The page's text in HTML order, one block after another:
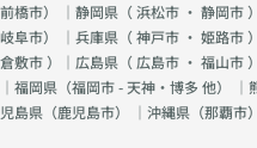
前橋市） ｜静岡県（浜松市 ・ 静岡市
岐阜市） ｜兵庫県（神戸市 ・ 姫路市
倉敷市）｜広島県（ 広島市 ・ 福山市
｜福岡県（福岡市 - 天神・博多 他） ｜
児島県（鹿児島市） ｜沖縄県（那覇市）